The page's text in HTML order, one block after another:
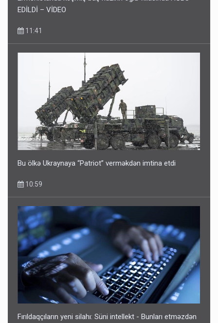
EDİLDİ – VİDEO
11:41
Bu ölkə Ukraynaya “Patriot” verməkdən imtina etdi
10:59
Fırıldaqçıların yeni silahı: Süni intellekt - Bunları etməzdən